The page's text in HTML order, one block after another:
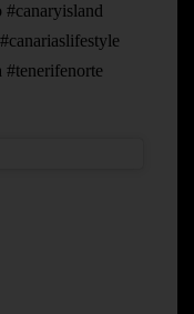
#tenerifenorte